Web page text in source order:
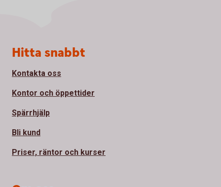
Sidfot
Hitta snabbt
Kontakta oss
Kontor och öppettider
Spärrhjälp
Bli kund
Priser, räntor och kurser